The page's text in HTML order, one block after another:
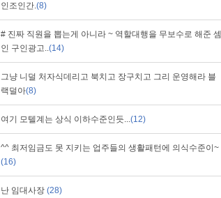
인조인간.(8)
# 진짜 직원을 뽑는게 아니라 ~ 역할대행을 무보수로 해준 셈
인 구인광고..(14)
그냥 니덜 처자식데리고 북치고 장구치고 그리 운영해라 블
랙덜아(8)
여기 모텔계는 상식 이하수준인듯...(12)
^^ 최저임금도 못 지키는 업주들의 생활패턴에 의식수준이~
(16)
난 임대사장 (28)